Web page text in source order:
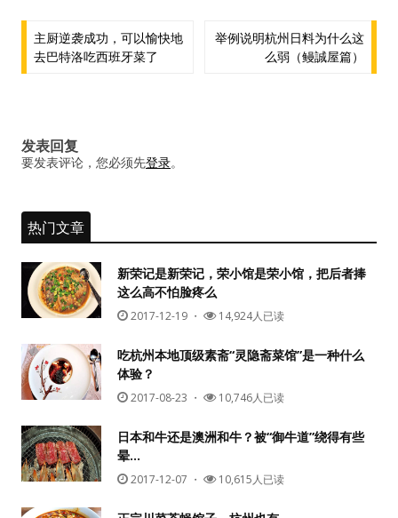
主厨逆袭成功，可以愉快地
去巴特洛吃西班牙菜了
举例说明杭州日料为什么这
么弱（鳗誠屋篇）
发表回复
要发表评论，您必须先登录。
热门文章
新荣记是新荣记，荣小馆是荣小馆，把后者捧
这么高不怕脸疼么
2017-12-19 ・ 14,924人已读
吃杭州本地顶级素斋“灵隐斋菜馆”是一种什么
体验？
2017-08-23 ・ 10,746人已读
日本和牛还是澳洲和牛？被“御牛道”绕得有些
晕…
2017-12-07 ・ 10,615人已读